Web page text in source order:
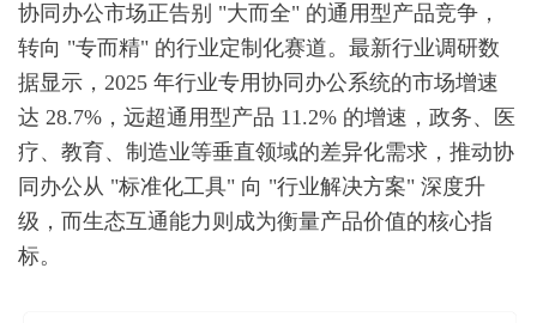
协同办公市场正告别 "大而全" 的通用型产品竞争，
转向 "专而精" 的行业定制化赛道。最新行业调研数
据显示，2025 年行业专用协同办公系统的市场增速
达 28.7%，远超通用型产品 11.2% 的增速，政务、医
疗、教育、制造业等垂直领域的差异化需求，推动协
同办公从 "标准化工具" 向 "行业解决方案" 深度升
级，而生态互通能力则成为衡量产品价值的核心指
标。